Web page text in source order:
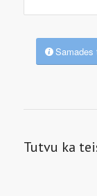
Samades
Tutvu ka